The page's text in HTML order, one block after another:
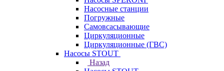
Насосные станции
Погружные
Самовсасывающие
Циркуляционные
Циркуляционные (ГВС)
Насосы STOUT
Назад